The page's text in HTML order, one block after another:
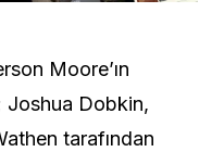
Moore’ın
Joshua Dobkin,
tarafından